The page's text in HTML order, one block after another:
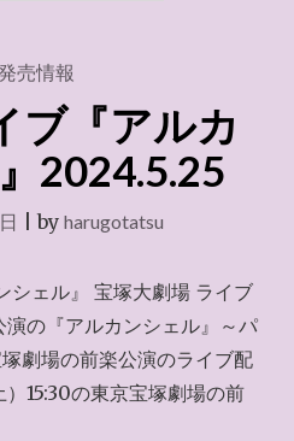
売情報
ブ『アルカ
2024.5.25
|by harugotatsu
シェル』 宝塚大劇場 ライブ
の『アルカンシェル』～パ
劇場の前楽公演のライブ配
15:30の東京宝塚劇場の前